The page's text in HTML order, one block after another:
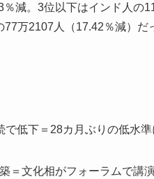
減。3位以下はインド人の
77万2107人（17.42％減）だ
で低下＝28カ月ぶりの低水準
＝文化相がフォーラムで講